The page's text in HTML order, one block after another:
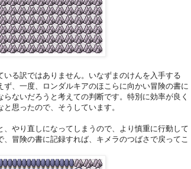
る訳ではありません。いなずまのけんを入手する
、一度、ロンダルキアのほこらに向かい冒険の書に
ないだろうと考えての判断です。特別に効率が良く
思ったので、そうしています。
やり直しになってしまうので、より慎重に行動して
冒険の書に記録すれば、キメラのつばさで戻ってこ